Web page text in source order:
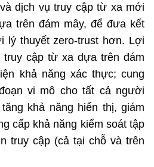
dịch vụ truy cập từ xa mới
trên đám mây, để đưa kết
lý thuyết zero-trust hơn. Lợi
cập từ xa dựa trên đám
khả năng xác thực; cung
vi mô cho tất cả người
khả năng hiển thị, giám
cấp khả năng kiểm soát tập
truy cập (cả tại chỗ và trên